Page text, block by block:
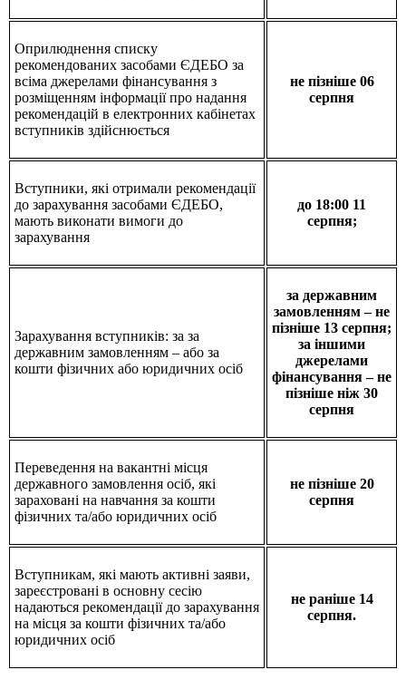
Оприлюднення списку
рекомендованих засобами ЄДЕБО за
всіма джерелами фінансування з
розміщенням інформації про надання
рекомендацій в електронних кабінетах
вступників здійснюється
не пізніше 06
серпня
Вступники, які отримали рекомендації
до зарахування засобами ЄДЕБО,
мають виконати вимоги до
зарахування
до 18:00 11
серпня;
Зарахування вступників: за за
державним замовленням – або за
кошти фізичних або юридичних осіб
за державним
замовленням – не
пізніше 13 серпня;
за іншими
джерелами
фінансування – не
пізніше ніж 30
серпня
Переведення на вакантні місця
державного замовлення осіб, які
зараховані на навчання за кошти
фізичних та/або юридичних осіб
не пізніше 20
серпня
Вступникам, які мають активні заяви,
зареєстровані в основну сесію
надаються рекомендації до зарахування
на місця за кошти фізичних та/або
юридичних осіб
не раніше 14
серпня.